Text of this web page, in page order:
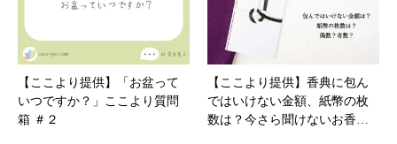
【ここより提供】「お盆って
いつですか？」ここより質問
箱 ＃２
【ここより提供】香典に包ん
ではいけない金額、紙幣の枚
数は？今さら聞けないお香…